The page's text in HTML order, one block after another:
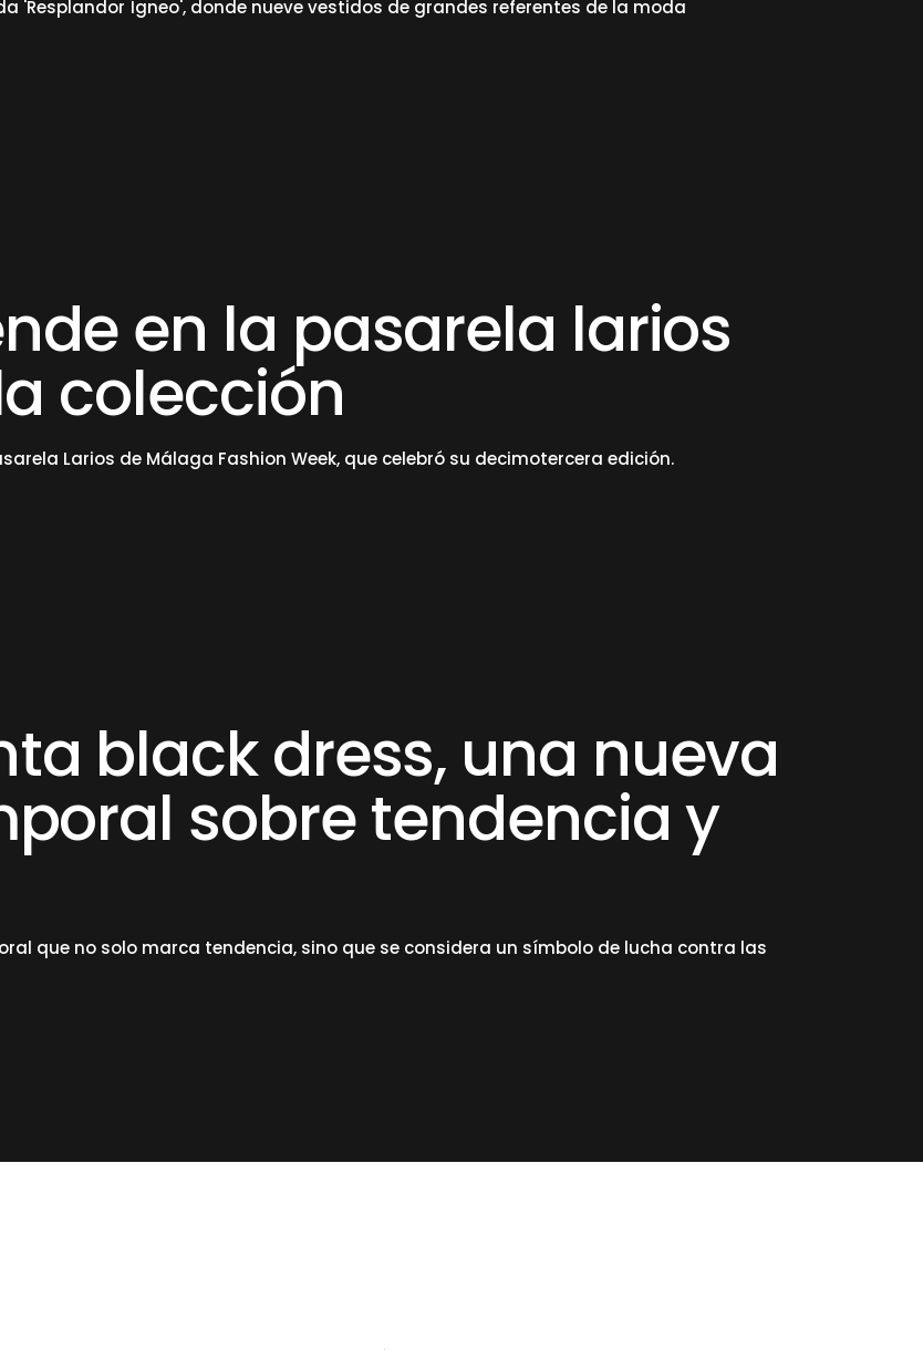
'Resplandor Ígneo', donde nueve vestidos de grandes referentes de la moda
en la pasarela larios
colección
Larios de Málaga Fashion Week, que celebró su decimotercera edición.
black dress, una nueva
sobre tendencia y
que no solo marca tendencia, sino que se considera un símbolo de lucha contra las